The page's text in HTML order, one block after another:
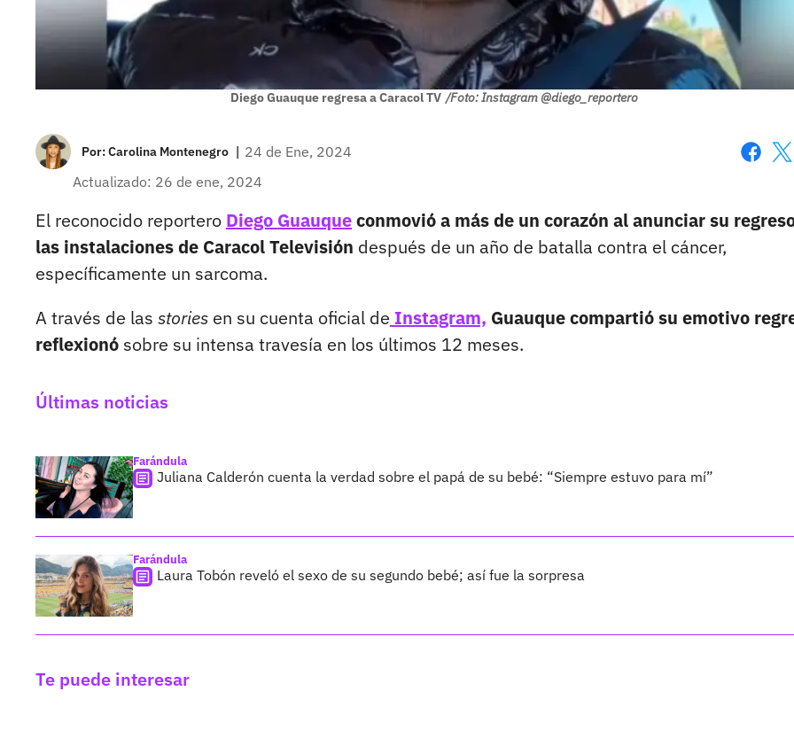
Diego Guauque regresa a Caracol TV /Foto: Instagram @diego_reportero
Por:Carolina Montenegro | 24 de Ene, 2024
Actualizado: 26 de ene, 2024
El reconocido reportero Diego Guauqueconmovió a más de un corazón al anunciar su
las instalaciones de Caracol Televisión después de un año de batalla contra el cáncer,
específicamente un sarcoma.
A través de las stories en su cuenta oficial de Instagram, Guauque compartió su emotivo
reflexionó sobre su intensa travesía en los últimos 12 meses.
Últimas noticias
Farándula
Juliana Calderón cuenta la verdad sobre el papá de su bebé: “Siempre estuvo para mí”
Farándula
Laura Tobón reveló el sexo de su segundo bebé; así fue la sorpresa
Te puede interesar